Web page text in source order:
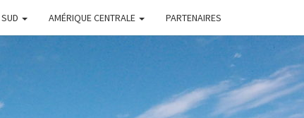
AMÉRIQUE CENTRALE PARTENAIRES